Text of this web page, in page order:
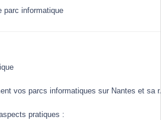
parc informatique
vos parcs informatiques sur Nantes et sa
pratiques :